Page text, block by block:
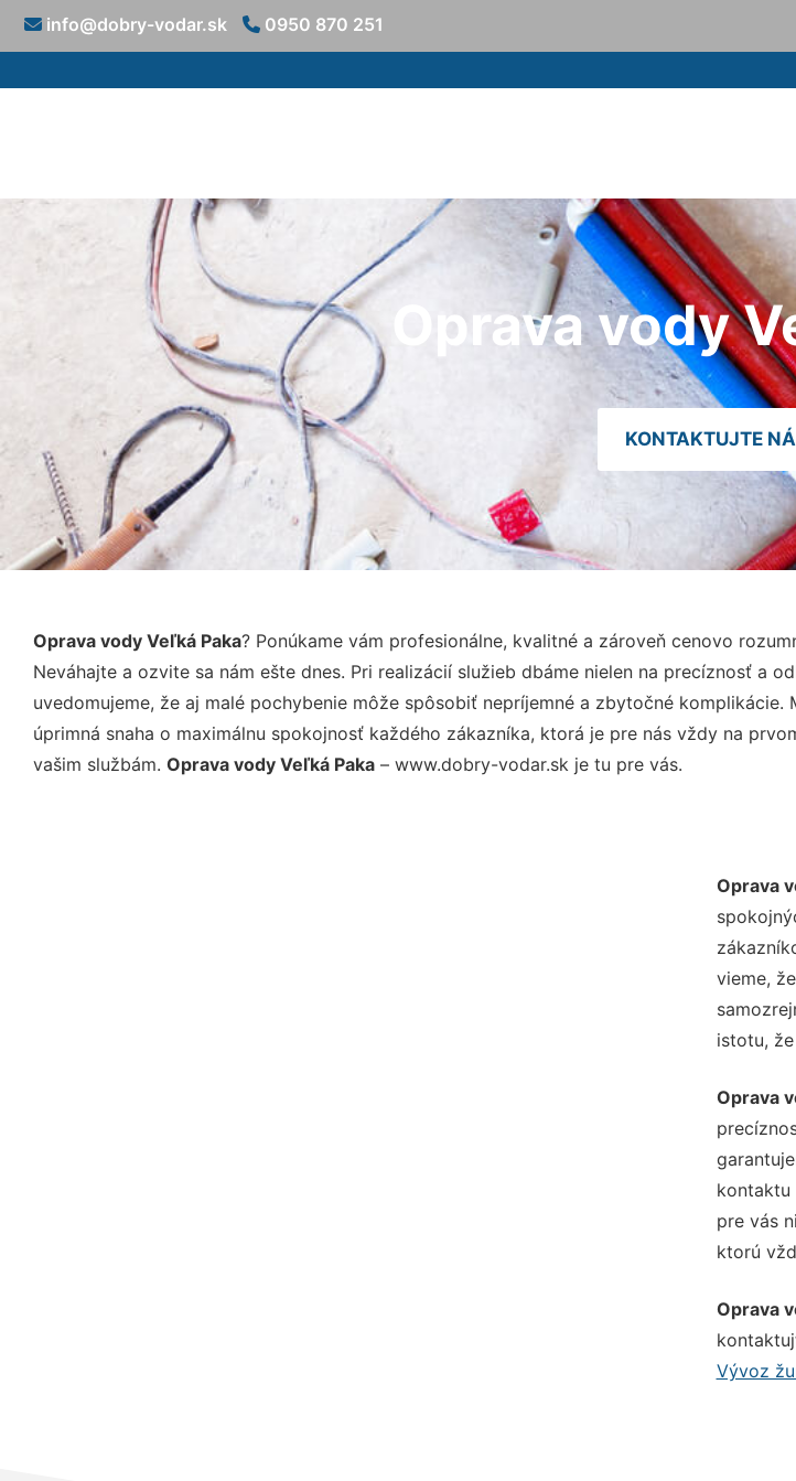
info@dobry-vodar.sk 0950 870 251
Oprava vody
KONTAKTUJTE
Oprava vody Veľká Paka? Ponúkame vám profesionálne, kvalitné a zároveň cenovo
Neváhajte a ozvite sa nám ešte dnes. Pri realizácií služieb dbáme nielen na precíznosť a
uvedomujeme, že aj malé pochybenie môže spôsobiť nepríjemné a zbytočné
úprimná snaha o maximálnu spokojnosť každého zákazníka, ktorá je pre nás vždy na
vašim službám. Oprava vody Veľká Paka – www.dobry-vodar.sk je tu pre vás.
Oprava
vieme,
istotu,
Oprava
kontaktu
pre vás
ktorú
Oprava
Vývoz